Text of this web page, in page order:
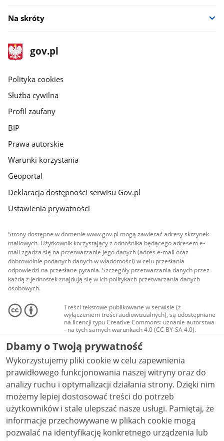
Na skróty
stopka
gov.pl
Strona
gov.pl
gov.pl
Polityka cookies
Służba cywilna
Profil zaufany
BIP
Prawa autorskie
Warunki korzystania
Geoportal
Deklaracja dostępności serwisu Gov.pl
Ustawienia prywatności
Strony dostępne w domenie www.gov.pl mogą zawierać adresy skrzynek
mailowych. Użytkownik korzystający z odnośnika będącego adresem e-
mail zgadza się na przetwarzanie jego danych (adres e-mail oraz
dobrowolnie podanych danych w wiadomości) w celu przesłania
odpowiedzi na przesłane pytania. Szczegóły przetwarzania danych przez
każdą z jednostek znajdują się w ich politykach przetwarzania danych
osobowych.
Treści tekstowe publikowane w serwisie (z
wyłączeniem treści audiowizualnych), są udostępniane
na licencji typu Creative Commons: uznanie autorstwa
- na tych samych warunkach 4.0 (CC BY-SA 4.0).
Materiały audiowizualne, w tym zdjęcia, materiały
audio i wideo, są udostępniane na licencji typu
Creative Commons: uznanie autorstwa użycie
niekomercyjne - bez utworów zależnych 4.0 (CC BY-
NC-ND 4.0), o ile nie jest to stwierdzone inaczej.
Dbamy o Twoją prywatność
Wykorzystujemy pliki cookie w celu zapewnienia
prawidłowego funkcjonowania naszej witryny oraz do
analizy ruchu i optymalizacji działania strony. Dzięki nim
możemy lepiej dostosować treści do potrzeb
użytkowników i stale ulepszać nasze usługi. Pamiętaj, że
informacje przechowywane w plikach cookie mogą
pozwalać na identyfikację konkretnego urządzenia lub